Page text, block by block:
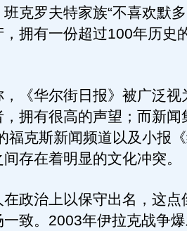
罗夫特家族“不喜欢默多
拥有一份超过100年历史
华尔街日报》被广泛视
拥有很高的声望；而新闻
福克斯新闻频道以及小报
存在着明显的文化冲突。
治上以保守出名，这点
一致。2003年伊拉克战争